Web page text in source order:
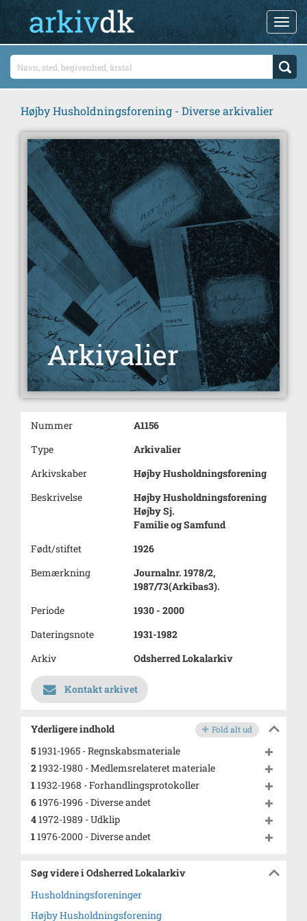
Højby Husholdningsforening - Diverse arkivalier
Nummer
A1156
Type
Arkivalier
Arkivskaber
Højby Husholdningsforening
Beskrivelse
Højby Husholdningsforening
Højby Sj.
Familie og Samfund
Født/stiftet
1926
Bemærkning
Journalnr. 1978/2,
1987/73(Arkibas3).
Periode
1930 - 2000
Dateringsnote
1931-1982
Arkiv
Odsherred Lokalarkiv
Kontakt arkivet
Yderligere indhold Fold alt ud
51931-1965 - Regnskabsmateriale
21932-1980 - Medlemsrelateret materiale
11932-1968 - Forhandlingsprotokoller
61976-1996 - Diverse andet
41972-1989 - Udklip
11976-2000 - Diverse andet
Søg videre i Odsherred Lokalarkiv
Husholdningsforeninger
Højby Husholdningsforening